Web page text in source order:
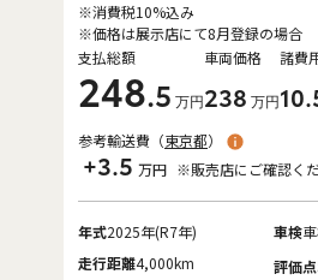
支払総額
248.5 万円
車両価格
238 万円
諸費
10
※消費税10%込み
※価格は展示店にて8月登録の場合
参考輸送費（東京都）
+3.5 万円 ※販売店にご確認く
年式2025年(R7年) 車検
走行距離4,000km 評価点